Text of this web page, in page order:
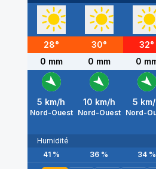
28° 30° 32°
0 mm
0 mm 0
5 km/h
Nord-Ouest
10 km/h
Nord-Ouest
5
Nord-
Humidité
41% 36 % 34 %